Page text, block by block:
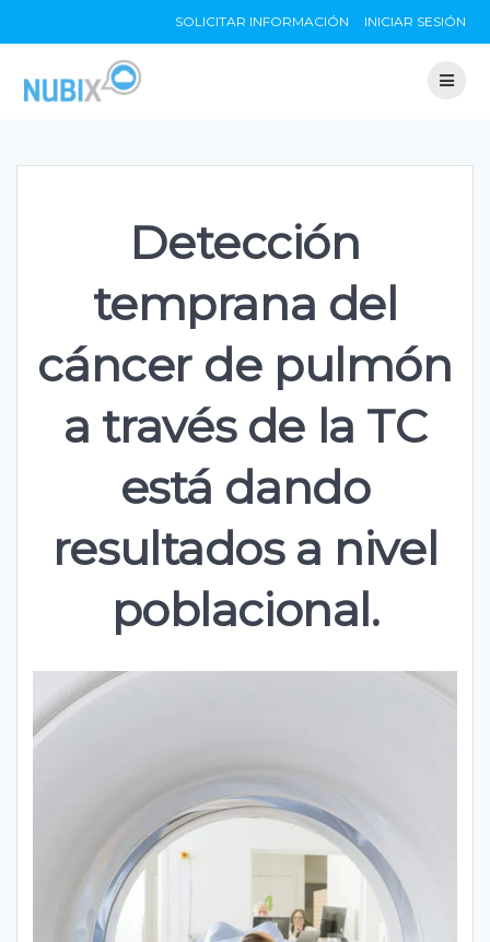
to
SOLICITAR INFORMACIÓN INICIAR SESIÓN
Detección
temprana del
cáncer de pulmón
a través de la TC
está dando
resultados a nivel
poblacional.